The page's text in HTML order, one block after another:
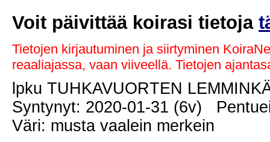
Voit päivittää koirasi tietoja
Tietojen kirjautuminen ja siirtyminen
reaaliajassa, vaan viiveellä. Tietojen
lpku TUHKAVUORTEN
Syntynyt: 2020-01-31 (6v)
Väri: musta vaalein merkein